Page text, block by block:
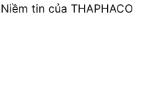
Niềm tin của THAPHACO